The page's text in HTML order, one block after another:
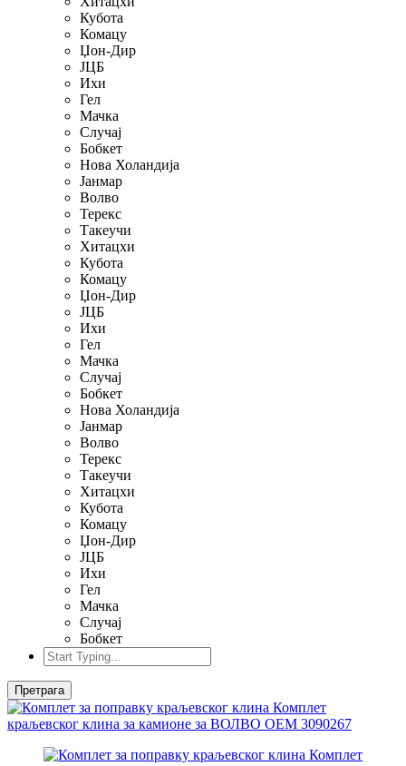
Кубота
Комацу
Џон-Дир
ЈЦБ
Ихи
Гел
Мачка
Случај
Бобкет
Нова Холандија
Јанмар
Волво
Терекс
Такеучи
Хитацхи
Кубота
Комацу
Џон-Дир
ЈЦБ
Ихи
Гел
Мачка
Случај
Бобкет
Нова Холандија
Јанмар
Волво
Терекс
Такеучи
Хитацхи
Кубота
Комацу
Џон-Дир
ЈЦБ
Ихи
Гел
Мачка
Случај
Бобкет
Претрага